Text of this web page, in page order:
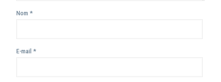
Nom *
E-mail *